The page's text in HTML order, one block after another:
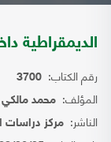
الديمقراطية
رقم الكتاب: 3700
المؤلف: محمد مالكي
الناشر: مركز دراسات